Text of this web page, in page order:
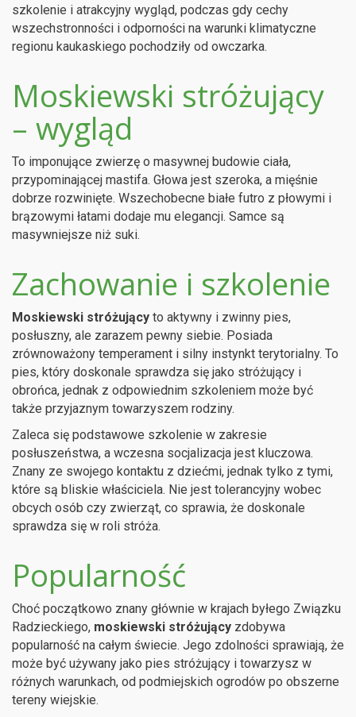
szkolenie i atrakcyjny wygląd, podczas gdy cechy
wszechstronności i odporności na warunki klimatyczne
regionu kaukaskiego pochodziły od owczarka.
Moskiewski stróżujący
– wygląd
To imponujące zwierzę o masywnej budowie ciała,
przypominającej mastifa. Głowa jest szeroka, a mięśnie
dobrze rozwinięte. Wszechobecne białe futro z płowymi i
brązowymi łatami dodaje mu elegancji. Samce są
masywniejsze niż suki.
Zachowanie i szkolenie
Moskiewski stróżujący to aktywny i zwinny pies,
posłuszny, ale zarazem pewny siebie. Posiada
zrównoważony temperament i silny instynkt terytorialny. To
pies, który doskonale sprawdza się jako stróżujący i
obrońca, jednak z odpowiednim szkoleniem może być
także przyjaznym towarzyszem rodziny.
Zaleca się podstawowe szkolenie w zakresie
posłuszeństwa, a wczesna socjalizacja jest kluczowa.
Znany ze swojego kontaktu z dziećmi, jednak tylko z tymi,
które są bliskie właściciela. Nie jest tolerancyjny wobec
obcych osób czy zwierząt, co sprawia, że doskonale
sprawdza się w roli stróża.
Popularność
Choć początkowo znany głównie w krajach byłego Związku
Radzieckiego, moskiewski stróżujący zdobywa
popularność na całym świecie. Jego zdolności sprawiają, że
może być używany jako pies stróżujący i towarzysz w
różnych warunkach, od podmiejskich ogrodów po obszerne
tereny wiejskie.